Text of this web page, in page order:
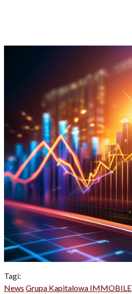
Tagi:
News Grupa Kapitalowa IMMOBILE